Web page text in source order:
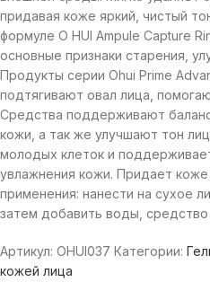
придавая коже яркий, чистый
формуле O HUI Ampule Capture
основные признаки старения,
Продукты серии Ohui Prime
подтягивают овал лица,
Средства поддерживают
кожи, а так же улучшают тон
молодых клеток и
увлажнения кожи. Придает
применения: нанести на сухое
затем добавить воды,
Артикул: OHUI037 Категории:
кожей лица